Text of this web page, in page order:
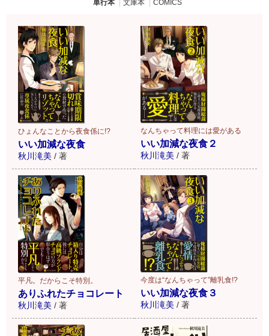
単行本 文庫本 COMICS
ひょんなことから夜食係に!?
いい加減な夜食
秋川滝美 / 著
なんちゃって料理には愛がある
いい加減な夜食２
秋川滝美 / 著
平凡。だからこそ特別。
ありふれたチョコレート
秋川滝美 / 著
今度は“なんちゃって”離乳食!?
いい加減な夜食３
秋川滝美 / 著